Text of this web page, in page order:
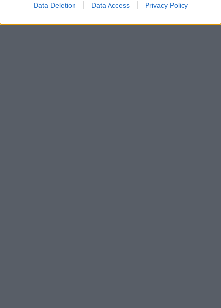
Data Deletion Data Access Privacy Policy